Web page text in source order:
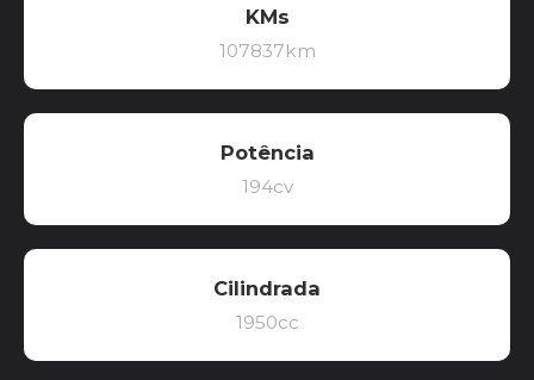
KMs
107837km
Potência
194cv
Cilindrada
1950cc